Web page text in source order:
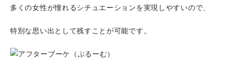
多くの女性が憧れるシチュエーションを実現しやすいので、
特別な思い出として残すことが可能です。